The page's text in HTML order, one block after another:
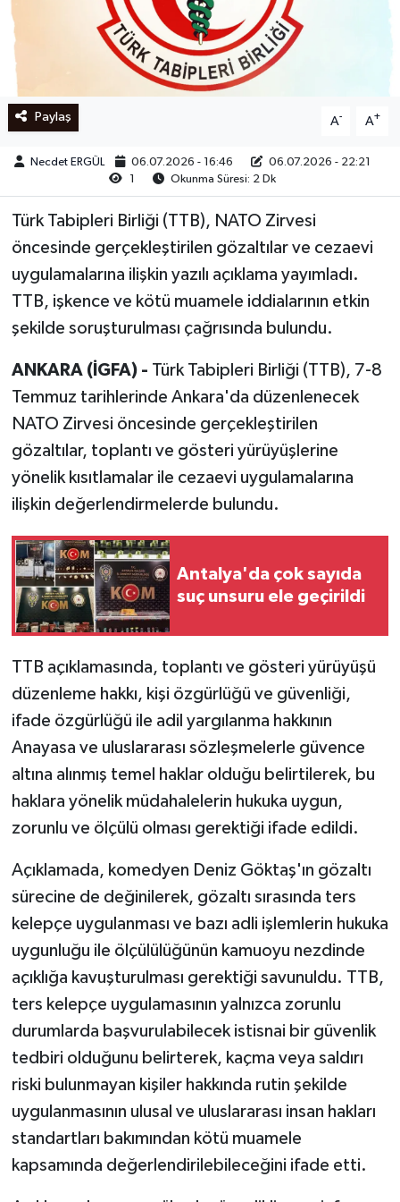
Paylaş A- A+
Necdet ERGÜL 06.07.2026 - 16:46
06.07.2026 - 22:21
1
Okunma Süresi: 2 Dk
Türk Tabipleri Birliği (TTB), NATO Zirvesi
öncesinde gerçekleştirilen gözaltılar ve cezaevi
uygulamalarına ilişkin yazılı açıklama yayımladı.
TTB, işkence ve kötü muamele iddialarının etkin
şekilde soruşturulması çağrısında bulundu.
ANKARA (İGFA) - Türk Tabipleri Birliği (TTB), 7-8
Temmuz tarihlerinde Ankara'da düzenlenecek
NATO Zirvesi öncesinde gerçekleştirilen
gözaltılar, toplantı ve gösteri yürüyüşlerine
yönelik kısıtlamalar ile cezaevi uygulamalarına
ilişkin değerlendirmelerde bulundu.
Antalya'da çok sayıda
suç unsuru ele geçirildi
TTB açıklamasında, toplantı ve gösteri yürüyüşü
düzenleme hakkı, kişi özgürlüğü ve güvenliği,
ifade özgürlüğü ile adil yargılanma hakkının
Anayasa ve uluslararası sözleşmelerle güvence
altına alınmış temel haklar olduğu belirtilerek, bu
haklara yönelik müdahalelerin hukuka uygun,
zorunlu ve ölçülü olması gerektiği ifade edildi.
Açıklamada, komedyen Deniz Göktaş'ın gözaltı
sürecine de değinilerek, gözaltı sırasında ters
kelepçe uygulanması ve bazı adli işlemlerin hukuka
uygunluğu ile ölçülülüğünün kamuoyu nezdinde
açıklığa kavuşturulması gerektiği savunuldu. TTB,
ters kelepçe uygulamasının yalnızca zorunlu
durumlarda başvurulabilecek istisnai bir güvenlik
tedbiri olduğunu belirterek, kaçma veya saldırı
riski bulunmayan kişiler hakkında rutin şekilde
uygulanmasının ulusal ve uluslararası insan hakları
standartları bakımından kötü muamele
kapsamında değerlendirilebileceğini ifade etti.
İletişim
Künye
Yerel